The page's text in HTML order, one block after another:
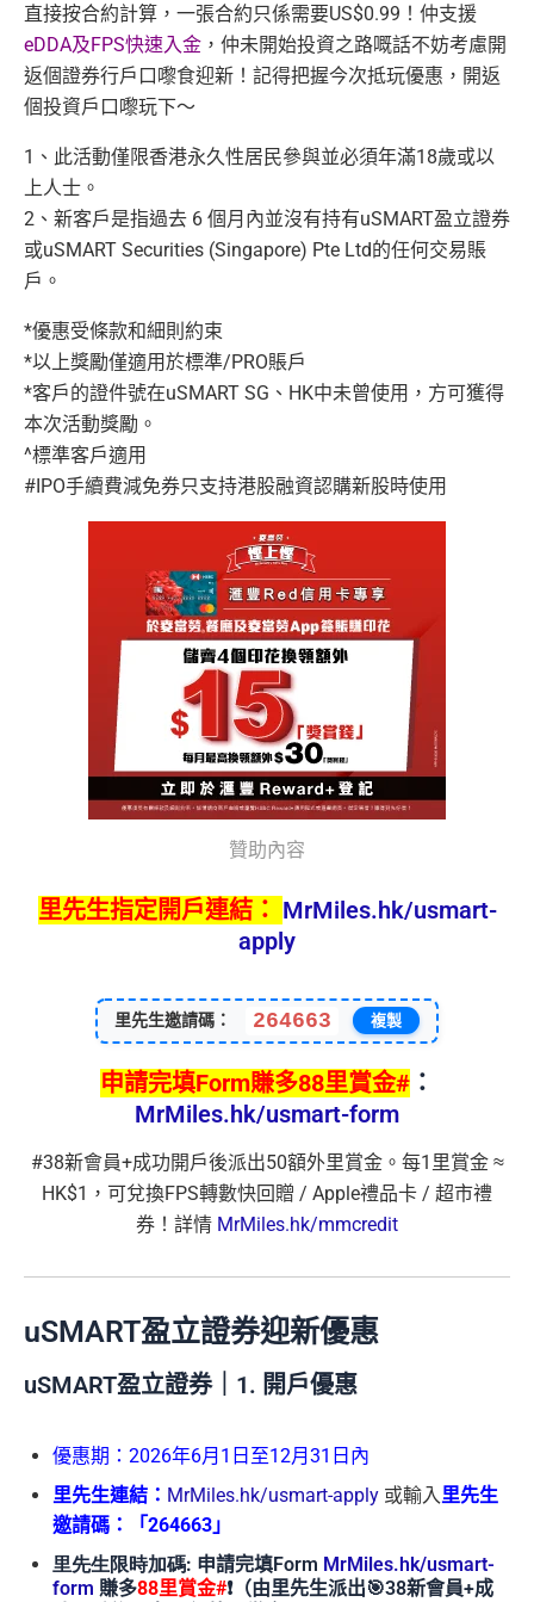
直接按合約計算，一張合約只係需要US$0.99！仲支援
eDDA及FPS快速入金 ，仲未開始投資之路嘅話不妨考慮開
返個證券行戶口嚟食迎新！記得把握今次抵玩優惠，開返
個投資戶口嚟玩下～
1、此活動僅限香港永久性居民參與並必須年滿18歲或以
上人士。
2、新客戶是指過去 6 個月內並沒有持有uSMART盈立證券
或uSMART Securities (Singapore) Pte Ltd的任何交易賬
戶。
*優惠受條款和細則約束
*以上獎勵僅適用於標準/PRO賬戶
*客戶的證件號在uSMART SG、HK中未曾使用，方可獲得
本次活動獎勵。
^標準客戶適用
#IPO手續費減免券只支持港股融資認購新股時使用
贊助內容
里先生指定開戶連結： MrMiles.hk/usmart-
apply
里先生邀請碼： 264663 複製
申請完填Form賺多88里賞金# ：
MrMiles.hk/usmart-form
#38新會員+成功開戶後派出50額外里賞金。每1里賞金 ≈
HK$1，可兌換FPS轉數快回贈 / Apple禮品卡 / 超市禮
券！詳情 MrMiles.hk/mmcredit
uSMART盈立證券迎新優惠
uSMART盈立證券｜1. 開戶優惠
優惠期：2026年6月1日至12月31日內
里先生連結 ： MrMiles.hk/usmart-apply 或輸入 里先生
邀請碼：「264663」
里先生限時加碼: 申請完填Form MrMiles.hk/usmart-
form 賺多88里賞金#❗️（由里先生派出🎯38新會員+成